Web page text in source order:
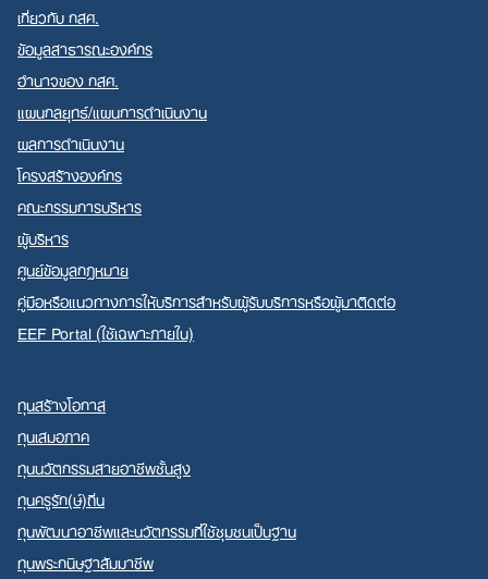
เกี่ยวกับ กสศ.
ข้อมูลสาธารณะองค์กร
อำนาจของ กสศ.
แผนกลยุทธ์/แผนการดำเนินงาน
ผลการดำเนินงาน
โครงสร้างองค์กร
คณะกรรมการบริหาร
ผู้บริหาร
ศูนย์ข้อมูลกฎหมาย
คู่มือหรือแนวทางการให้บริการสำหรับผู้รับบริการหรือผู้มาติดต่อ
EEF Portal (ใช้เฉพาะภายใน)
ทุนสร้างโอกาส
ทุนเสมอภาค
ทุนนวัตกรรมสายอาชีพชั้นสูง
ทุนครูรัก(ษ์)ถิ่น
ทุนพัฒนาอาชีพและนวัตกรรมที่ใช้ชุมชนเป็นฐาน
ทุนพระกนิษฐาสัมมาชีพ